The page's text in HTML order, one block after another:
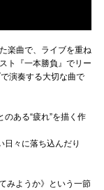
楽曲で、ライブを重ね
ト『一本勝負』でリー
演奏する大切な曲で
ある“疲れ”を描く作
日々に落ち込んだり
みようか》という一節